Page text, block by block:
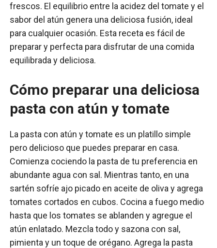
frescos. El equilibrio entre la acidez del tomate y el
sabor del atún genera una deliciosa fusión, ideal
para cualquier ocasión. Esta receta es fácil de
preparar y perfecta para disfrutar de una comida
equilibrada y deliciosa.
Cómo preparar una deliciosa
pasta con atún y tomate
La pasta con atún y tomate es un platillo simple
pero delicioso que puedes preparar en casa.
Comienza cociendo la pasta de tu preferencia en
abundante agua con sal. Mientras tanto, en una
sartén sofríe ajo picado en aceite de oliva y agrega
tomates cortados en cubos. Cocina a fuego medio
hasta que los tomates se ablanden y agregue el
atún enlatado. Mezcla todo y sazona con sal,
pimienta y un toque de orégano. Agrega la pasta